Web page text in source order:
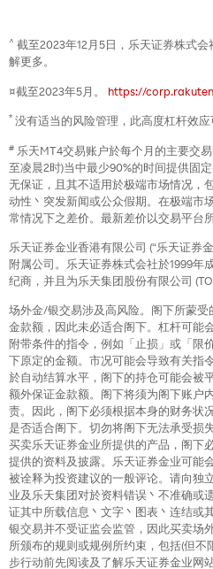
^ 截至2023年12月5日，乐天证券株式
解更多。
¤截至2023年5月。 https://
* 没有适当的风险管理，此高度杠杆效应
# 乐天MT4交易账户於每个月的主要交
至凌晨2时)当中最少90%的时间提供固
无保证，且其不适用於极端市场情况，
动性丶突发新闻或公众假期。在极端市
常情况下之差价。最新差价以交易平台
乐天证券金业香港有限公司 (“乐天证券
附属公司。乐天证券株式会社於1999年
纪商，并且为乐天集团股份有限公司
场外金/银交易涉及高风险。阁下所蒙
金款额，因此未必适合阁下。杠杆可能
附带条件的指令，例如「止损」或「限
下原定的金额。市况可能会导致有关指
於自动结算水平，阁下的持仓可能会被
额外保证金款额。阁下将须为阁下账户
责。因此，阁下必须根据本身的财务状
是否适合阁下。切勿将阁下无法承受损
买卖乐天证券金业所提供的产品，阁下
提供的资料及披露。乐天证券金业可能
被诠释为投资建议的一般评论。请向独
业及乐天集团对於资料错误丶不准确或
证其中所载信息丶文字丶图表丶连结或
银交易并不受证监会监管，因此买卖场
所颁布的规则或规例所约束，包括(但不
步行动前先阅读及了解乐天证券金业网